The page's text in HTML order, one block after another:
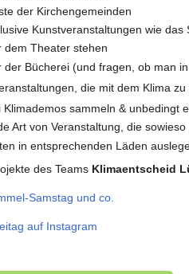
der Kirchengemeinden
Kunstveranstaltungen wie
dem Theater stehen
der Bücherei (und fragen, ob man
die mit dem Klima zu
Klimademos sammeln & unbedingt
Art von Veranstaltung, die
in entsprechenden Läden
des Teams Klimaentscheid
Samstag und co.
auf Instagram